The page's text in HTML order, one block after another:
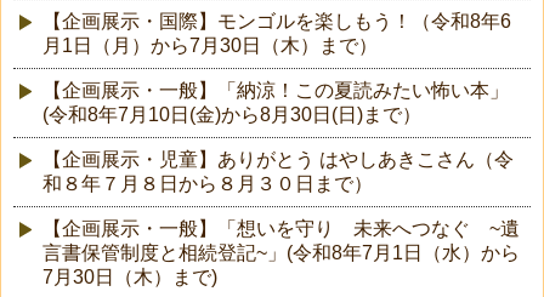
【企画展示・国際】モンゴルを楽しもう！（令和8年6
月1日（月）から7月30日（木）まで）
【企画展示・一般】「納涼！この夏読みたい怖い本」
(令和8年7月10日(金)から8月30日(日)まで）
【企画展示・児童】ありがとう はやしあきこさん（令
和８年７月８日から８月３０日まで）
【企画展示・一般】「想いを守り 未来へつなぐ ~遺
言書保管制度と相続登記~」(令和8年7月1日（水）から
7月30日（木）まで)